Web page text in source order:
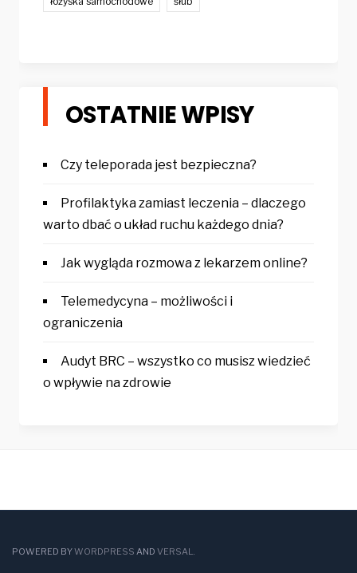
OSTATNIE WPISY
Czy teleporada jest bezpieczna?
Profilaktyka zamiast leczenia – dlaczego
warto dbać o układ ruchu każdego dnia?
Jak wygląda rozmowa z lekarzem online?
Telemedycyna – możliwości i
ograniczenia
Audyt BRC – wszystko co musisz wiedzieć
o wpływie na zdrowie
POWERED BYWORDPRESS AND VERSAL